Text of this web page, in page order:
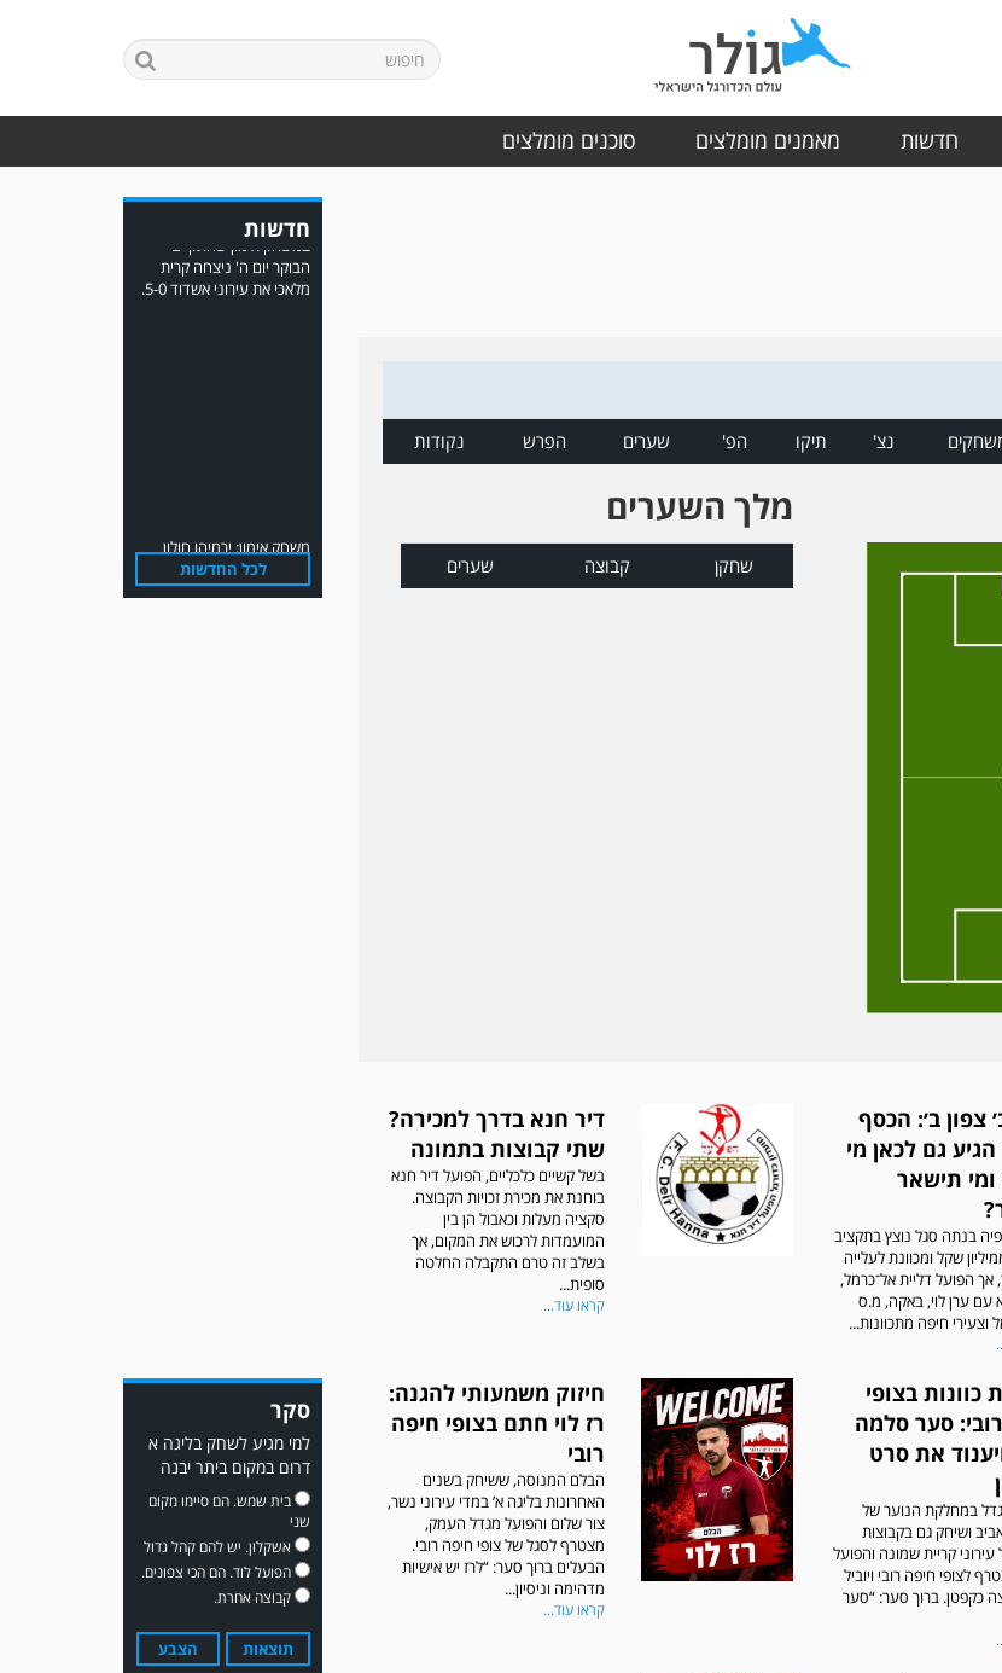
חדשות מאמנים מומלצים סוכנים מומלצים
נצ' תיקו הפ' שערים הפרש נקודות
מלך השערים
שחקן קבוצה שערים
צפון ב׳: הכסף
הגיע גם לכאן מי
תישאר
בנתה סגל נוצץ בתקציב
שקל ומכוונת לעלייה
אך הפועל דליית אל־כרמל,
עם ערן לוי, באקה, מ.ס
וצעירי חיפה מתכוונות...
דיר חנא בדרך למכירה?
שתי קבוצות בתמונה
בשל קשיים כלכליים, הפועל דיר חנא
בוחנת את מכירת זכויות הקבוצה.
סקציה מעלות וכאבול הן בין
המועמדות לרכוש את המקום, אך
בשלב זה טרם התקבלה החלטה
סופית...
קראו עוד...
כוונות בצופי
סער סלמה
את סרט
במחלקת הנוער של
ושיחק גם בקבוצות
קריית שמונה והפועל
לצופי חיפה רובי ויוביל
כקפטן. ברוך סער: “סער
חיזוק משמעותי להגנה:
רז לוי חתם בצופי חיפה
רובי
הבלם המנוסה, ששיחק בשנים
האחרונות בליגה א’ במדי עירוני נשר,
צור שלום והפועל מגדל העמק,
מצטרף לסגל של צופי חיפה רובי.
הבעלים ברוך סער: “לרז יש אישיות
מדהימה וניסיון...
קראו עוד...
חדשות
משחק אימון: שדרות גברה על
מ.ס. דימונה 1-4.
לכל החדשות
סקר
למי מגיע לשחק בליגה א
דרום במקום ביתר יבנה
בית שמש. הם סיימו מקום
שני
אשקלון. יש להם קהל גדול
הפועל לוד. הם הכי צפונים.
קבוצה אחרת.
תוצאות הצבע